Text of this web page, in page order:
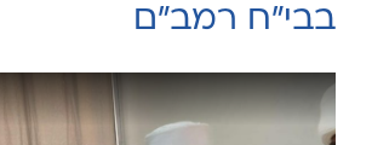
בבי"ח רמב"ם